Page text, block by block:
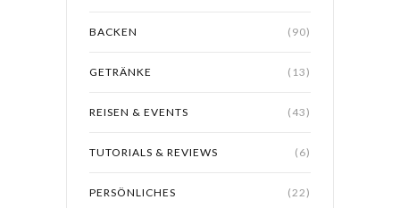
BACKEN (90)
GETRÄNKE (13)
REISEN & EVENTS (43)
TUTORIALS & REVIEWS (6)
PERSÖNLICHES (22)